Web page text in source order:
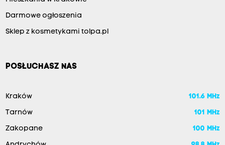
Darmowe ogłoszenia
Sklep z kosmetykami tolpa.pl
POSŁUCHASZ NAS
Kraków 101.6 MHz
Tarnów 101 MHz
Zakopane 100 MHz